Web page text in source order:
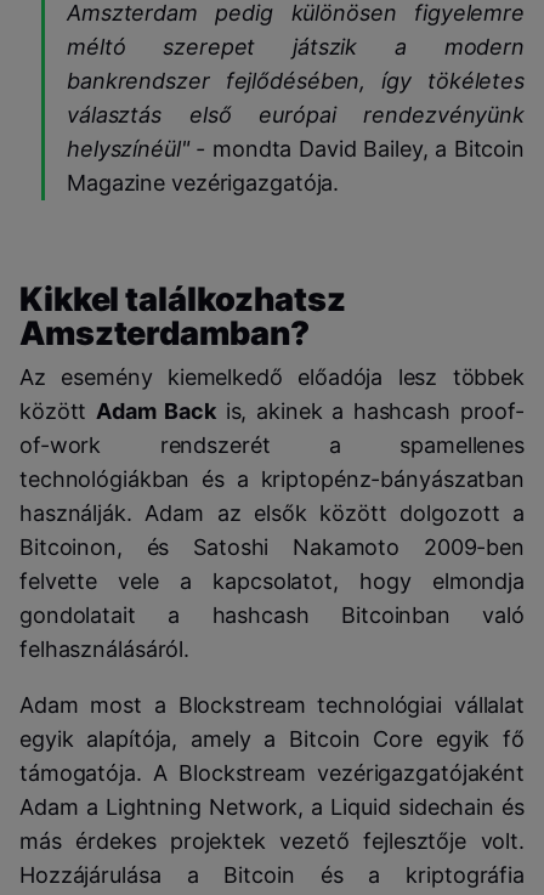
Amszterdam pedig különösen figyelemre
méltó szerepet játszik a modern
bankrendszer fejlődésében, így tökéletes
választás első európai rendezvényünk
helyszínéül" - mondta David Bailey, a Bitcoin
Magazine vezérigazgatója.
Kikkel találkozhatsz
Amszterdamban?
Az esemény kiemelkedő előadója lesz többek
között Adam Backis, akinek a hashcash proof-
of-work rendszerét a spamellenes
technológiákban és a kriptopénz-bányászatban
használják. Adam az elsők között dolgozott a
Bitcoinon, és Satoshi Nakamoto 2009-ben
felvette vele a kapcsolatot, hogy elmondja
gondolatait a hashcash Bitcoinban való
felhasználásáról.
Adam most a Blockstream technológiai vállalat
egyik alapítója, amely a Bitcoin Core egyik fő
támogatója. A Blockstream vezérigazgatójaként
Adam a Lightning Network, a Liquid sidechain és
más érdekes projektek vezető fejlesztője volt.
Hozzájárulása a Bitcoin és a kriptográfia